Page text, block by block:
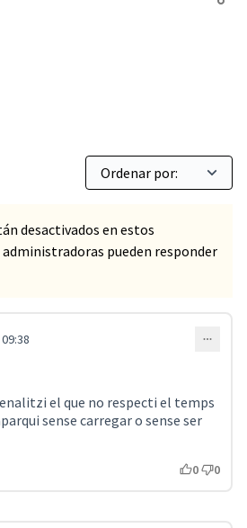
desactivados en estos
pueden responder
el que no respecti el temps
sense carregar o sense ser
0 0